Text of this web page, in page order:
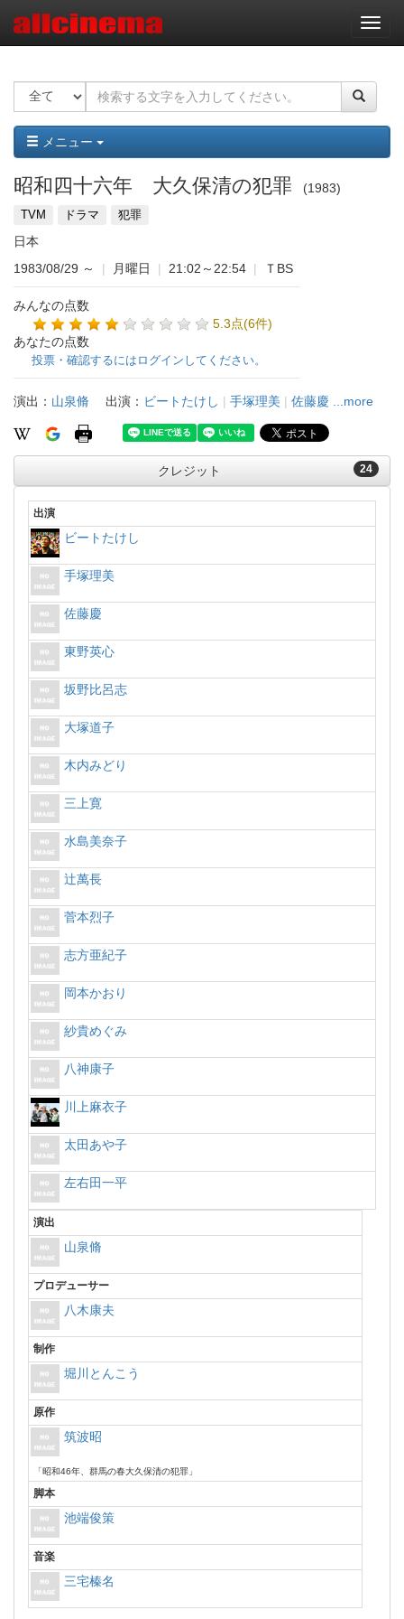
ナ
ビ
ー
ョ
ン
メニュー
昭和四十六年 大久保清の犯罪 1983
TVM ドラマ 犯罪
日本
1983/08/29 ～ | 月曜日 | 21:02～22:54 | ＴBS
みんなの点数
5.3点(6件)
あなたの点数
投票・確認するにはログインしてください。
演出： 山泉脩 出演： ビートたけし | 手塚理美 | 佐藤慶 ...more
24
クレジット
出演
ビートたけし
手塚理美
佐藤慶
東野英心
坂野比呂志
大塚道子
木内みどり
三上寛
水島美奈子
辻萬長
菅本烈子
志方亜紀子
岡本かおり
紗貴めぐみ
八神康子
川上麻衣子
太田あや子
左右田一平
演出
山泉脩
プロデューサー
八木康夫
制作
堀川とんこう
原作
筑波昭
「昭和46年、群馬の春大久保清の犯罪」
脚本
池端俊策
音楽
三宅榛名